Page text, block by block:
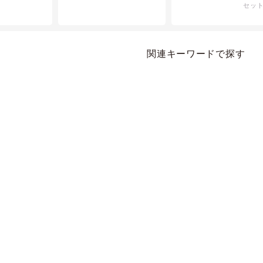
方はチラシも楽しく読
みながら、味わってい
セット
関連キーワードで探す